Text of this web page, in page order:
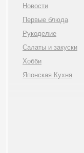
Новости
Первые блюда
Рукоделие
Салаты и закуски
Хобби
Японская Кухня